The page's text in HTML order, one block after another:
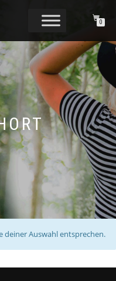
0
deiner Auswahl entsprechen.